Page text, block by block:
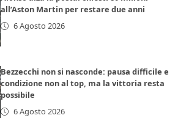
all’Aston Martin per restare due anni
6 Agosto 2026
Bezzecchi non si nasconde: pausa difficile e
condizione non al top, ma la vittoria resta
possibile
6 Agosto 2026